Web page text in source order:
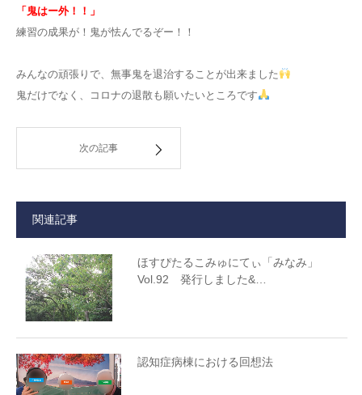
「鬼はー外！！」
練習の成果が！鬼が怯んでるぞー！！
みんなの頑張りで、無事鬼を退治することが出来ました
鬼だけでなく、コロナの退散も願いたいところです
次の記事
関連記事
ほすぴたるこみゅにてぃ「みなみ」
Vol.92 発行しました&…
認知症病棟における回想法